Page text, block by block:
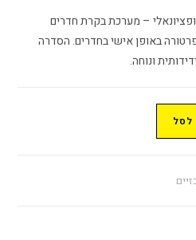
– מערכת בקרת חדרים
באופן אישי בחדרים. הסדרה
ונוחה.
לסל